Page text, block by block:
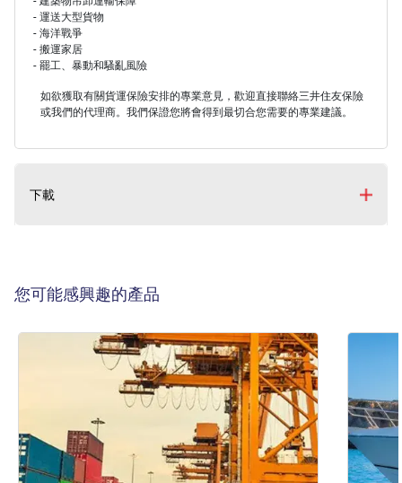
- 運送大型貨物
- 海洋戰爭
- 搬運家居
- 罷工、暴動和騷亂風險
如欲獲取有關貨運保險安排的專業意見，歡迎直接聯絡三井住友保險
或我們的代理商。我們保證您將會得到最切合您需要的專業建議。
下載
您可能感興趣的產品